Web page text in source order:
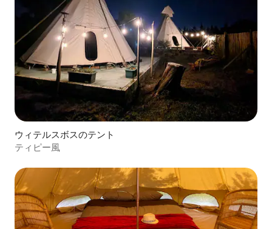
ウィテルスボスのテント
ティピー風